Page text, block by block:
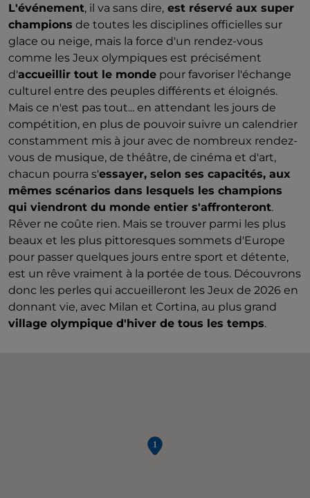
L'événement, il va sans dire, est réservé aux super
champions de toutes les disciplines officielles sur
glace ou neige, mais la force d'un rendez-vous
comme les Jeux olympiques est précisément
d'accueillir tout le monde pour favoriser l'échange
culturel entre des peuples différents et éloignés.
Mais ce n'est pas tout... en attendant les jours de
compétition, en plus de pouvoir suivre un calendrier
constamment mis à jour avec de nombreux rendez-
vous de musique, de théâtre, de cinéma et d'art,
chacun pourra s'essayer, selon ses capacités, aux
mêmes scénarios dans lesquels les champions
qui viendront du monde entier s'affronteront.
Rêver ne coûte rien. Mais se trouver parmi les plus
beaux et les plus pittoresques sommets d'Europe
pour passer quelques jours entre sport et détente,
est un rêve vraiment à la portée de tous. Découvrons
donc les perles qui accueilleront les Jeux de 2026 en
donnant vie, avec Milan et Cortina, au plus grand
village olympique d'hiver de tous les temps.